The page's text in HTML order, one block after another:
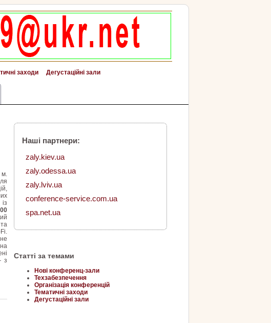
заходи Дегустаційні зали
з
Наші партнери:
zaly.kiev.ua
zaly.odessa.ua
zaly.lviv.ua
conference-service.com.ua
spa.net.ua
Статті за темами
Нові конференц-зали
Техзабезпечення
Організація конференцій
Тематичні заходи
Дегустаційні зали